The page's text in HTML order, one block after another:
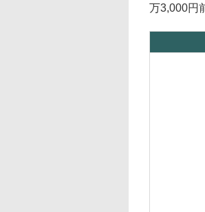
万3,000円